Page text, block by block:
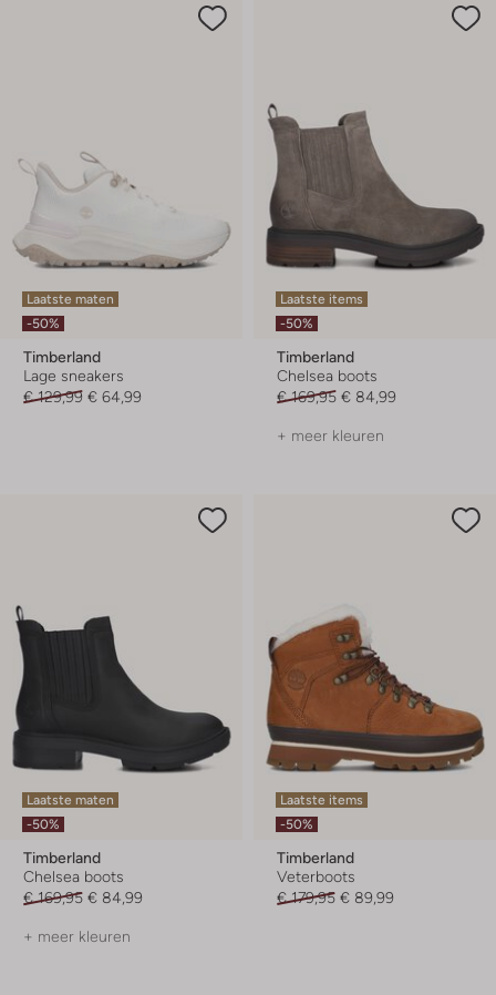
Laatste maten
-50%
Timberland
Lage sneakers
€ 129,99 € 64,99
Laatste items
-50%
Timberland
Chelsea boots
€ 169,95 € 84,99
+ meer kleuren
Laatste maten
-50%
Timberland
Chelsea boots
€ 169,95 € 84,99
+ meer kleuren
Laatste items
-50%
Timberland
Veterboots
€ 179,95 € 89,99